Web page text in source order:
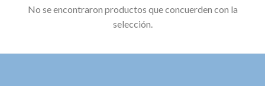
No se encontraron productos que concuerden con la
selección.